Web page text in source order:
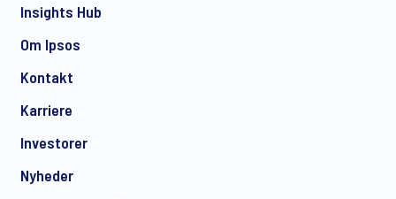
Insights Hub
Om Ipsos
Kontakt
Karriere
Investorer
Nyheder